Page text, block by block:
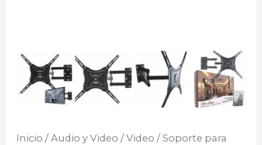
Inicio / Audio y Video / Video / Soporte para